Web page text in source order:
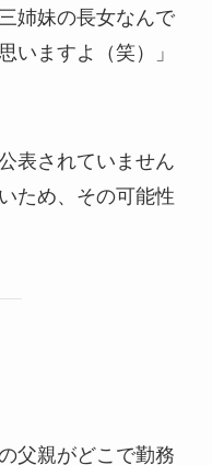
姉妹の長女なんで
いますよ（笑）」
表されていません
ため、その可能性
父親がどこで勤務